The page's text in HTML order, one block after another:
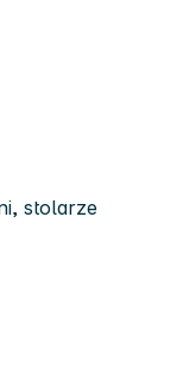
stolarze